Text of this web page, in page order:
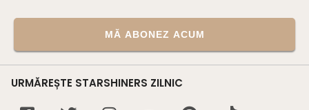
MĂ ABONEZ ACUM
URMĂREȘTE STARSHINERS ZILNIC